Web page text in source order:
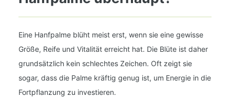
Eine Hanfpalme blüht meist erst, wenn sie eine gewisse
Größe, Reife und Vitalität erreicht hat. Die Blüte ist daher
grundsätzlich kein schlechtes Zeichen. Oft zeigt sie
sogar, dass die Palme kräftig genug ist, um Energie in die
Fortpflanzung zu investieren.